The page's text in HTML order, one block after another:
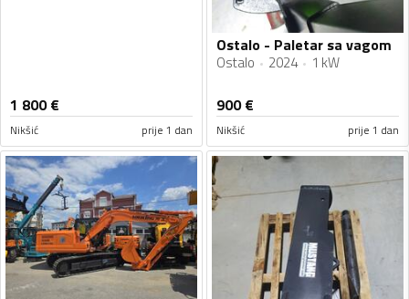
1 800€
Nikšić prije 1 dan
Ostalo - Paletar sa vagom
Ostalo 2024 1 kW
900€
Nikšić prije 1 dan